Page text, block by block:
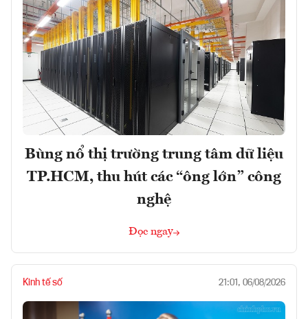
Bùng nổ thị trường trung tâm dữ liệu
TP.HCM, thu hút các “ông lớn” công
nghệ
Đọc ngay
Kinh tế số 21:01, 06/08/2026